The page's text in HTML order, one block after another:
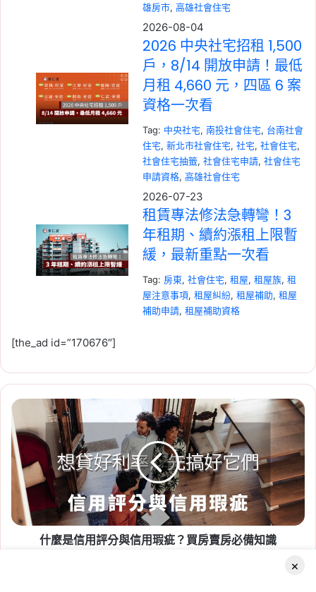
雄房市, 高雄社會住宅
2026-08-04
2026 中央社宅招租 1,500
戶，8/14 開放申請！最低
月租 4,660 元，四區 6 案
資格一次看
Tag: 中央社宅, 南投社會住宅, 台南社會
住宅, 新北市社會住宅, 社宅, 社會住宅
社會住宅抽籤, 社會住宅申請, 社會住宅
申請資格, 高雄社會住宅
2026-07-23
租賃專法修法急轉彎！3
年租期、續約漲租上限暫
緩，最新重點一次看
Tag: 房東, 社會住宅, 租屋, 租屋族, 租
屋注意事項, 租屋糾紛, 租屋補助, 租屋
補助申請, 租屋補助資格
增 838 戶社宅，「金城安
居」預計 2029 年完工
Tag:新竹, 新竹市, 新竹縣, 社會住宅 ,
社會住宅進度, 竹科
2026-06-29
桃園社會住宅續租租金
2026：蘆竹一號、平鎮一
號、八德三號社宅分 3 年
緩漲
桃園
[the_ad id=”170676″]
什
麼
是
信
用
評
信
什麼是信用評分與信用瑕疵？買房賣房必備知識
×